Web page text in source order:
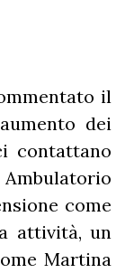
il
dei
contattano
come
attività, un
Martina